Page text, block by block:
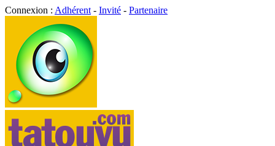
Connexion : Adhérent - Invité - Partenaire